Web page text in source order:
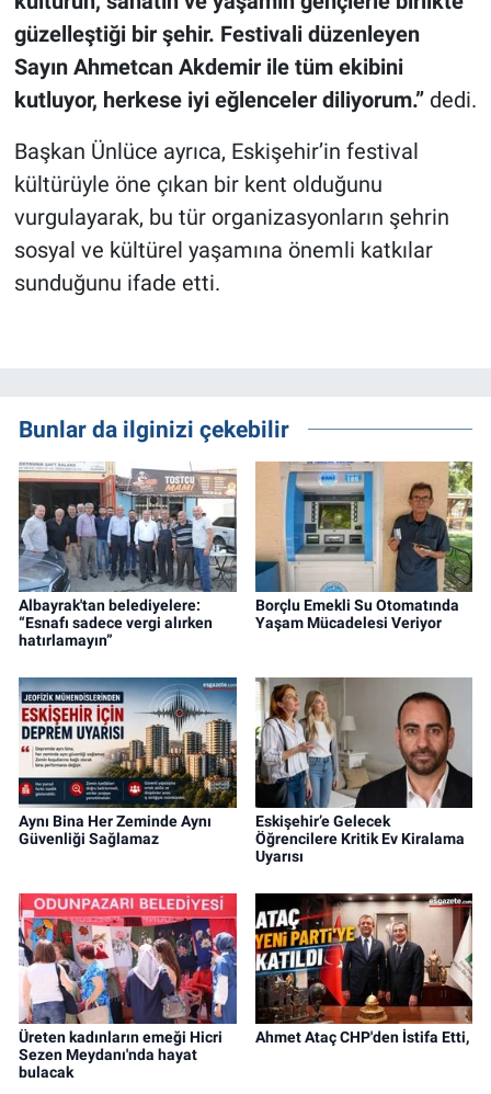
güzelleştiği bir şehir. Festivali düzenleyen
Sayın Ahmetcan Akdemir ile tüm ekibini
kutluyor, herkese iyi eğlenceler diliyorum.”dedi.
Başkan Ünlüce ayrıca, Eskişehir’in festival
kültürüyle öne çıkan bir kent olduğunu
vurgulayarak, bu tür organizasyonların şehrin
sosyal ve kültürel yaşamına önemli katkılar
sunduğunu ifade etti.
Bunlar da ilginizi çekebilir
Albayrak'tan belediyelere:
“Esnafı sadece vergi alırken
hatırlamayın”
Borçlu Emekli Su Otomatında
Yaşam Mücadelesi Veriyor
Aynı Bina Her Zeminde Aynı
Güvenliği Sağlamaz
Eskişehir’e Gelecek
Öğrencilere Kritik Ev Kiralama
Uyarısı
Üreten kadınların emeği Hicri
Sezen Meydanı'nda hayat
bulacak
Ahmet Ataç CHP'den İstifa Etti,